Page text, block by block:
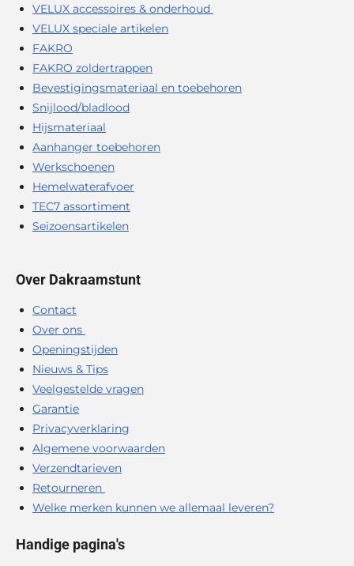
VELUX accessoires & onderhoud
VELUX speciale artikelen
FAKRO
FAKRO zoldertrappen
Bevestigingsmateriaal en toebehoren
Snijlood/bladlood
Hijsmateriaal
Aanhanger toebehoren
Werkschoenen
Hemelwaterafvoer
TEC7 assortiment
Seizoensartikelen
Over Dakraamstunt
Contact
Over ons
Openingstijden
Nieuws & Tips
Veelgestelde vragen
Garantie
Privacyverklaring
Algemene voorwaarden
Verzendtarieven
Retourneren
Welke merken kunnen we allemaal leveren?
Handige pagina's